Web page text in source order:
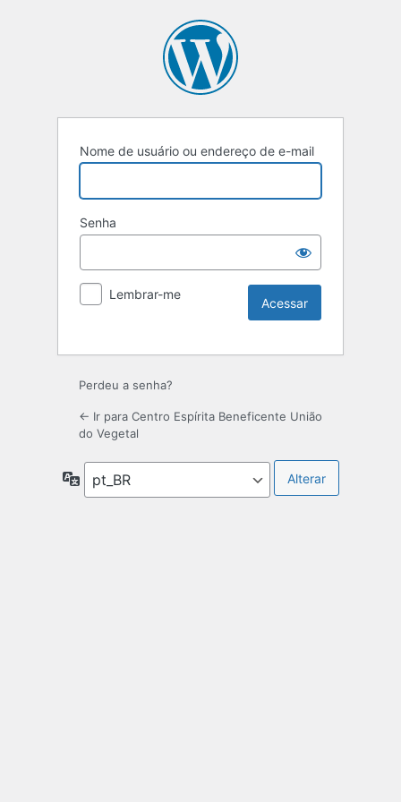
Nome de usuário ou endereço de e-mail
Senha
Lembrar-me
Perdeu a senha?
← Ir para Centro Espírita Beneficente União
do Vegetal
Idioma